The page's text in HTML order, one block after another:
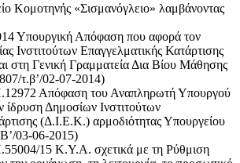
Κομοτηνής «Σισμανόγλειο» λαμβάνοντας
Υπουργική Απόφαση που αφορά τον
Ινστιτούτων Επαγγελματικής Κατάρτισης
στη Γενική Γραμματεία Δια Βίου Μάθησης
τ.β’/02-07-2014)
Απόφαση του Αναπληρωτή Υπουργού
ίδρυση Δημοσίων Ινστιτούτων
(Δ.Ι.Ε.Κ.) αρμοδιότητας Υπουργείου
03-06-2015)
15 Κ.Υ.Α. σχετικά με τη Ρύθμιση